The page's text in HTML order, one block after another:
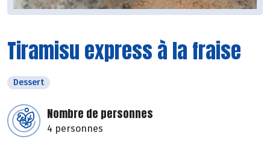
Tiramisu express à la fraise
Dessert
Nombre de personnes
4 personnes